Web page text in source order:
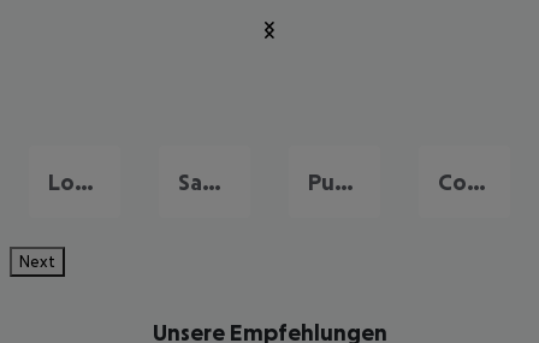
Los Christianos San Miguel de Abona Puerto de la Cruz Costa Adeje
Next
Unsere Empfehlungen